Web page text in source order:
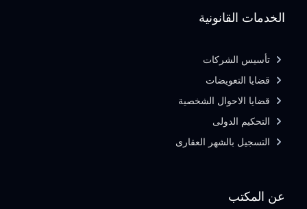
عن المكتب
الخدمات القانونية
تأسيس الشركات
قضايا التعويضات
قضايا الاحوال الشخصية
التحكيم الدولى
التسجيل بالشهر العقارى